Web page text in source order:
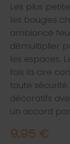
Les plus
les bougies
ambiance
démultiplier
les espaces.
fois la cire
toute
décoratifs
un accord
9,95 €